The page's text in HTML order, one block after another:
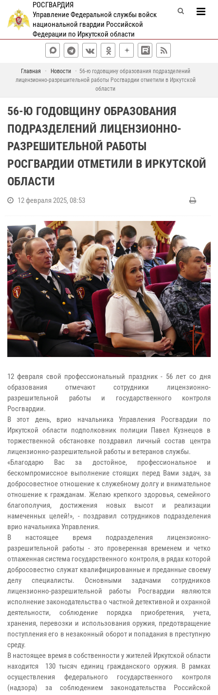
РОСГВАРДИЯ
Управление Федеральной службы войск
национальной гвардии Российской
Федерации по Иркутской области
Главная Новости
56-ю годовщину образования подразделений
лицензионно-разрешительной работы Росгвардии отметили в Иркутской
области
56-Ю ГОДОВЩИНУ ОБРАЗОВАНИЯ
ПОДРАЗДЕЛЕНИЙ ЛИЦЕНЗИОННО-
РАЗРЕШИТЕЛЬНОЙ РАБОТЫ
РОСГВАРДИИ ОТМЕТИЛИ В ИРКУТСКОЙ
ОБЛАСТИ
12 февраля 2025, 08:53
12 февраля свой профессиональный праздник - 56 лет со дня
образования отмечают сотрудники лицензионно-
разрешительной работы и государственного контроля
Росгвардии.
В этот день, врио начальника Управления Росгвардии по
Иркутской области подполковник полиции Павел Кузнецов в
торжественной обстановке поздравил личный состав центра
лицензионно-разрешительной работы и ветеранов службы.
«Благодарю Вас за достойное, профессиональное и
бескомпромиссное выполнение стоящих перед Вами задач, за
добросовестное отношение к служебному долгу и внимательное
отношение к гражданам. Желаю крепкого здоровья, семейного
благополучия, достижения новых высот и реализации
намеченных целей!», - поздравил сотрудников подразделения
врио начальника Управления.
В настоящее время подразделения лицензионно-
разрешительной работы - это проверенная временем и четко
отлаженная система государственного контроля, в рядах которой
добросовестно служат квалифицированные и преданные своему
делу специалисты. Основными задачами сотрудников
лицензионно-разрешительной работы Росгвардии являются
исполнение законодательства о частной детективной и охранной
деятельности, соблюдение порядка приобретения, учета,
хранения, перевозки и использования оружия, предотвращение
поступления его в незаконный оборот и попадания в преступную
среду.
В настоящее время в собственности у жителей Иркутской области
находится 130 тысяч единиц гражданского оружия. В рамках
осуществления федерального государственного контроля
(надзора) за соблюдением законодательства Российской